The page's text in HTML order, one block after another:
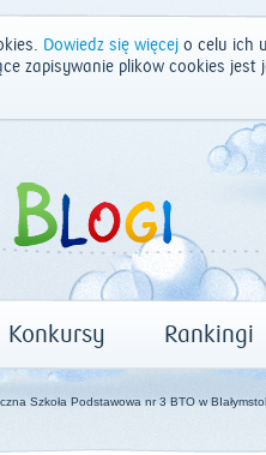
Dowiedz się więcej o celu ich
zapisywanie plików cookies
Konkursy Rankingi
Szkoła Podstawowa nr 3 BTO w